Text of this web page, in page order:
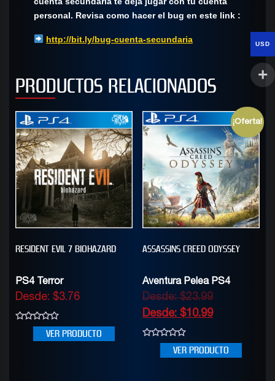
personal. Revisa como hacer el bug en este link :
http://bit.ly/bug-cuenta-secundaria
PRODUCTOS RELACIONADOS
RESIDENT EVIL 7 BIOHAZARD
PS4 Terror
Desde: $3.76
VER PRODUCTO
¡Oferta!
ASSASSINS CREED ODYSSEY
Aventura Pelea PS4
Desde:$23.99
Desde: $10.99
VER PRODUCTO
USD